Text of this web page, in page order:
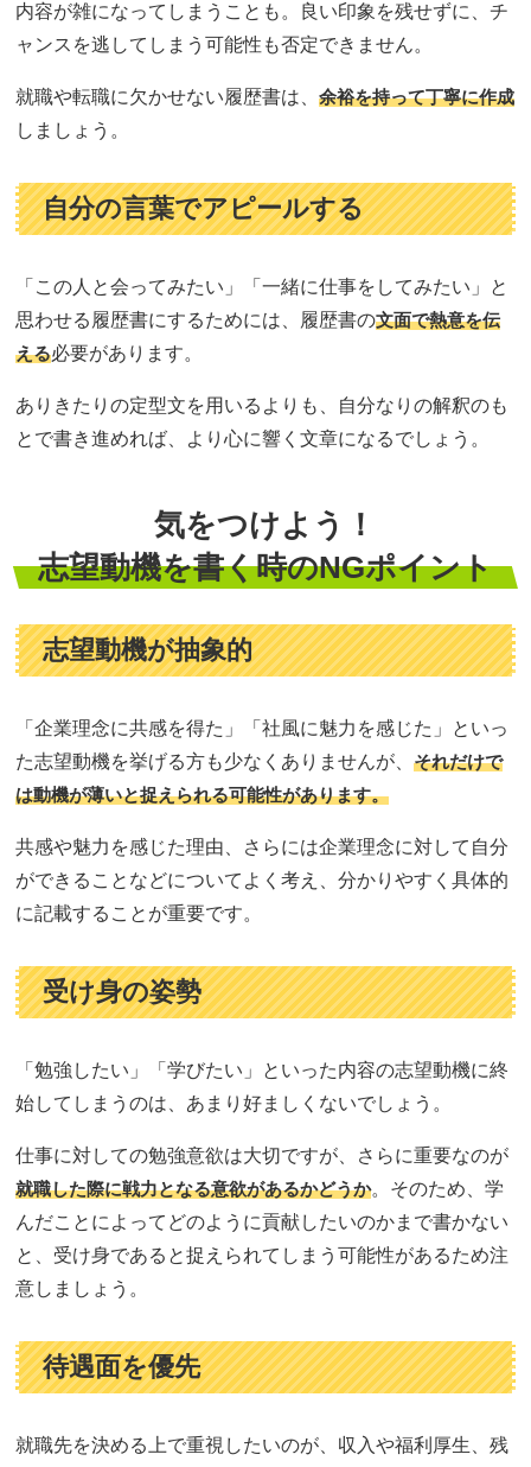
内容が雑になってしまうことも。良い印象を残せずに、チ
ャンスを逃してしまう可能性も否定できません。
就職や転職に欠かせない履歴書は、余裕を持って丁寧に作成
しましょう。
自分の言葉でアピールする
「この人と会ってみたい」「一緒に仕事をしてみたい」と
思わせる履歴書にするためには、履歴書の文面で熱意を伝
える必要があります。
ありきたりの定型文を用いるよりも、自分なりの解釈のも
とで書き進めれば、より心に響く文章になるでしょう。
気をつけよう！
志望動機を書く時のNGポイント
志望動機が抽象的
「企業理念に共感を得た」「社風に魅力を感じた」といっ
た志望動機を挙げる方も少なくありませんが、それだけで
は動機が薄いと捉えられる可能性があります。
共感や魅力を感じた理由、さらには企業理念に対して自分
ができることなどについてよく考え、分かりやすく具体的
に記載することが重要です。
受け身の姿勢
「勉強したい」「学びたい」といった内容の志望動機に終
始してしまうのは、あまり好ましくないでしょう。
仕事に対しての勉強意欲は大切ですが、さらに重要なのが
就職した際に戦力となる意欲があるかどうか。そのため、学
んだことによってどのように貢献したいのかまで書かない
と、受け身であると捉えられてしまう可能性があるため注
意しましょう。
待遇面を優先
就職先を決める上で重視したいのが、収入や福利厚生、残